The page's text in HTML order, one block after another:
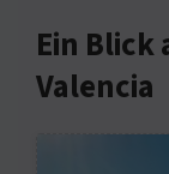
Ein Blick
Valencia